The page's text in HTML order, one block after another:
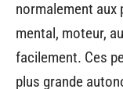
normalement aux
mental, moteur,
facilement. Ces
plus grande